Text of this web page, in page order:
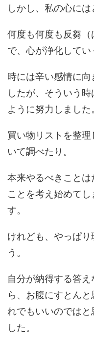
しかし、私の心には
何度も何度も反芻
で、心が浄化してい
時には辛い感情に
したが、そういう
ように努力しました。
買い物リストを整
いて調べたり。
本来やるべきこと
ことを考え始めて
す。
けれども、やっぱ
う。
自分が納得する答
ら、お腹にすとん
れでもいいのでは
した。